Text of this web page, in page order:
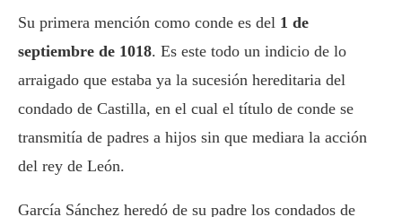
Su primera mención como conde es del 1 de
septiembre de 1018. Es este todo un indicio de lo
arraigado que estaba ya la sucesión hereditaria del
condado de Castilla, en el cual el título de conde se
transmitía de padres a hijos sin que mediara la acción
del rey de León.
García Sánchez heredó de su padre los condados de